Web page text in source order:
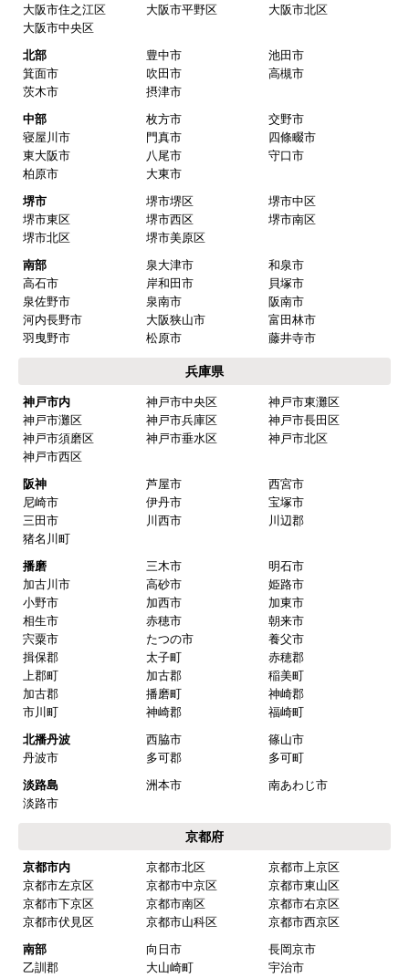
大阪市住之江区
大阪市平野区
大阪市北区
大阪市中央区
北部
豊中市
池田市
箕面市
吹田市
高槻市
茨木市
摂津市
中部
枚方市
交野市
寝屋川市
門真市
四條畷市
東大阪市
八尾市
守口市
柏原市
大東市
堺市
堺市堺区
堺市中区
堺市東区
堺市西区
堺市南区
堺市北区
堺市美原区
南部
泉大津市
和泉市
高石市
岸和田市
貝塚市
泉佐野市
泉南市
阪南市
河内長野市
大阪狭山市
富田林市
羽曳野市
松原市 藤井寺市
兵庫県
神戸市内 神戸市中央区
神戸市東灘区
神戸市灘区
神戸市兵庫区
神戸市長田区
神戸市須磨区
神戸市垂水区
神戸市北区
神戸市西区
阪神
芦屋市
西宮市
尼崎市
伊丹市
宝塚市
三田市
川西市
川辺郡
猪名川町
播磨
三木市
明石市
加古川市
高砂市
姫路市
小野市
加西市
加東市
相生市
赤穂市
朝来市
宍粟市
たつの市
養父市
揖保郡
太子町
赤穂郡
上郡町
加古郡
稲美町
加古郡
播磨町
神崎郡
市川町
神崎郡
福崎町
北播丹波
西脇市
篠山市
丹波市
多可郡
多可町
淡路島
洲本市
南あわじ市
淡路市
京都府
京都市内 京都市北区
京都市上京区
京都市左京区
京都市中京区
京都市東山区
京都市下京区
京都市南区
京都市右京区
京都市伏見区
京都市山科区
京都市西京区
南部
向日市
長岡京市
乙訓郡
大山崎町
宇治市